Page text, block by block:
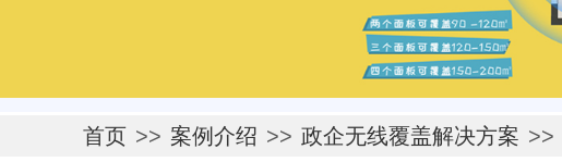
首页 >> 案例介绍 >> 政企无线覆盖解决方案 >>